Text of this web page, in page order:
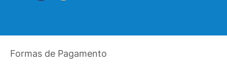
Formas de Pagamento